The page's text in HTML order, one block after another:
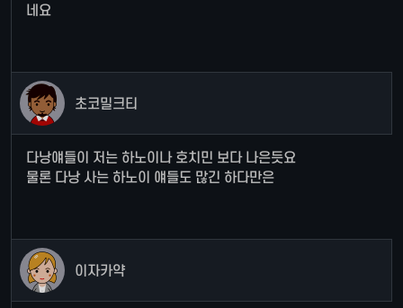
네요
초코밀크티
다낭얘들이 저는 하노이나 호치민 보다 나은듯요
물론 다낭 사는 하노이 얘들도 많긴 하다만은
이자카약